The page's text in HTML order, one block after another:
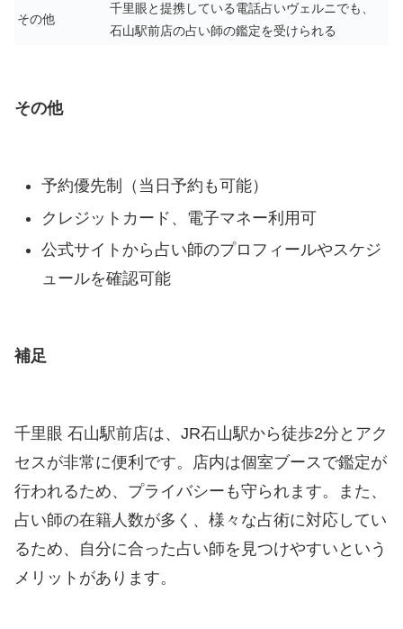
その他
千里眼と提携している電話占いヴェルニでも、
石山駅前店の占い師の鑑定を受けられる
その他
予約優先制（当日予約も可能）
クレジットカード、電子マネー利用可
公式サイトから占い師のプロフィールやスケジ
ュールを確認可能
補足
千里眼 石山駅前店は、JR石山駅から徒歩2分とアク
セスが非常に便利です。店内は個室ブースで鑑定が
行われるため、プライバシーも守られます。また、
占い師の在籍人数が多く、様々な占術に対応してい
るため、自分に合った占い師を見つけやすいという
メリットがあります。